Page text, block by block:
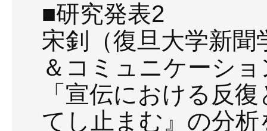
■研究発表2
宋釗（復旦大学新
＆コミュニケーシ
「宣伝における反
てし止まむ』の分